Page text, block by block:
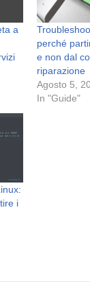
a
perché
e non dal
riparazione
Agosto 5,
In "Guide"
i